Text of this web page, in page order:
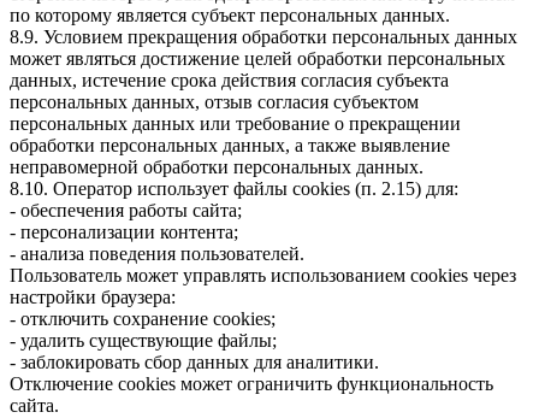
по которому является субъект персональных данных.
8.9. Условием прекращения обработки персональных данных
может являться достижение целей обработки персональных
данных, истечение срока действия согласия субъекта
персональных данных, отзыв согласия субъектом
персональных данных или требование о прекращении
обработки персональных данных, а также выявление
неправомерной обработки персональных данных.
8.10. Оператор использует файлы cookies (п. 2.15) для:
- обеспечения работы сайта;
- персонализации контента;
- анализа поведения пользователей.
Пользователь может управлять использованием cookies через
настройки браузера:
- отключить сохранение cookies;
- удалить существующие файлы;
- заблокировать сбор данных для аналитики.
Отключение cookies может ограничить функциональность
сайта.